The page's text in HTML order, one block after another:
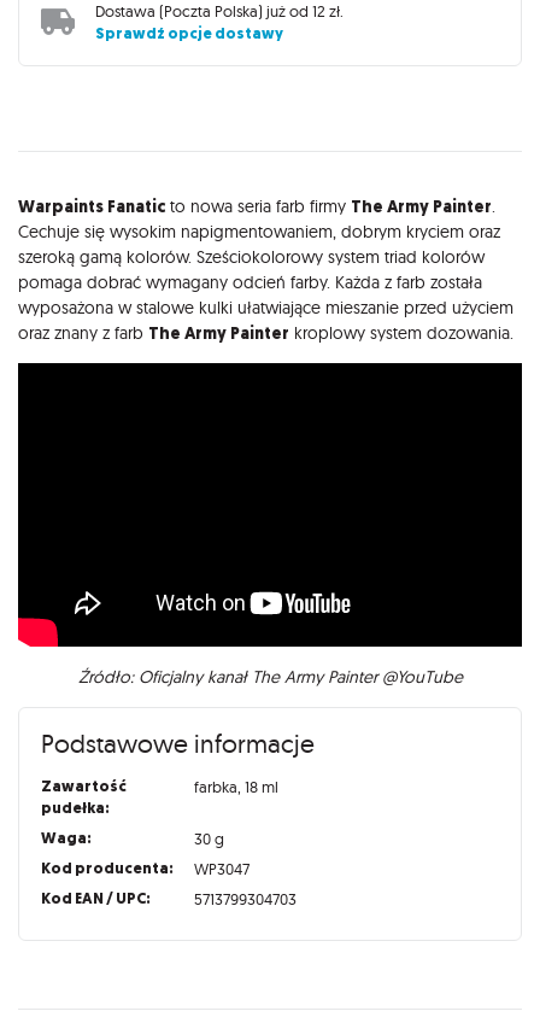
Dostawa (Poczta Polska) już od 12 zł
Sprawdź opcje dostawy
Opis
Warpaints Fanatic to nowa seria farb firmy The Army Painter.
Cechuje się wysokim napigmentowaniem, dobrym kryciem oraz
szeroką gamą kolorów. Sześciokolorowy system triad kolorów
pomaga dobrać wymagany odcień farby. Każda z farb została
wyposażona w stalowe kulki ułatwiające mieszanie przed użyciem
oraz znany z farb The Army Painter kroplowy system dozowania.
Źródło: Oficjalny kanał The Army Painter @YouTube
Podstawowe informacje
Zawartość
pudełka:
farbka, 18 ml
Waga: 30 g
Kod producenta: WP3047
Kod EAN / UPC: 5713799304703